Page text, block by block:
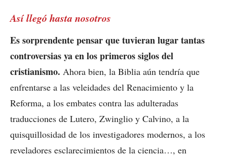
Así llegó hasta nosotros
Es sorprendente pensar que tuvieran lugar tantas
controversias ya en los primeros siglos del
cristianismo. Ahora bien, la Biblia aún tendría que
enfrentarse a las veleidades del Renacimiento y la
Reforma, a los embates contra las adulteradas
traducciones de Lutero, Zwinglio y Calvino, a la
quisquillosidad de los investigadores modernos, a los
reveladores esclarecimientos de la ciencia…, en